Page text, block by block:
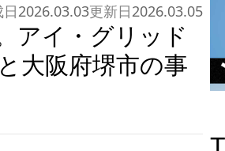
2026.03.03更新日2026.03.05
アイ・グリッド
大阪府堺市の事